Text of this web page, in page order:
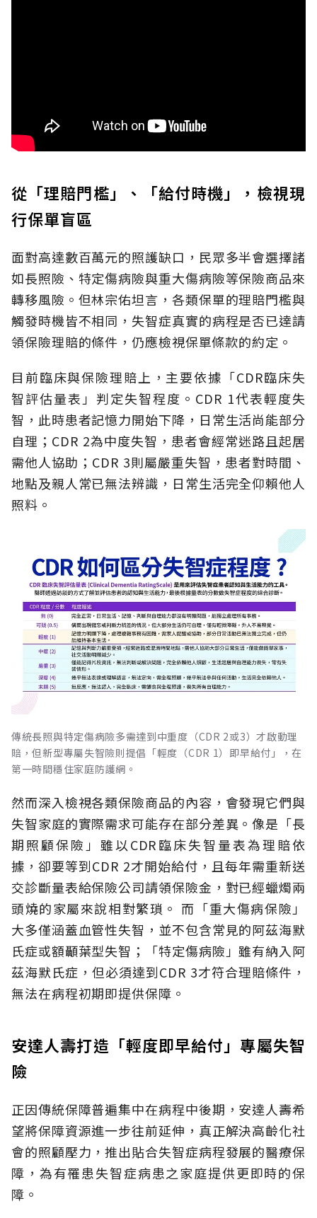
從「理賠門檻」、「給付時機」，檢視現
行保單盲區
面對高達數百萬元的照護缺口，民眾多半會選擇諸
如長照險、特定傷病險與重大傷病險等保險商品來
轉移風險。但林宗佑坦言，各類保單的理賠門檻與
觸發時機皆不相同，失智症真實的病程是否已達請
領保險理賠的條件，仍應檢視保單條款的約定。
目前臨床與保險理賠上，主要依據「CDR臨床失
智評估量表」判定失智程度。CDR 1代表輕度失
智，此時患者記憶力開始下降，日常生活尚能部分
自理；CDR 2為中度失智，患者會經常迷路且起居
需他人協助；CDR 3則屬嚴重失智，患者對時間、
地點及親人常已無法辨識，日常生活完全仰賴他人
照料。
傳統長照與特定傷病險多需達到中重度（CDR 2或3）才啟動理
賠，但新型專屬失智險則提倡「輕度（CDR 1）即早給付」，在
第一時間穩住家庭防護網。
然而深入檢視各類保險商品的內容，會發現它們與
失智家庭的實際需求可能存在部分差異。像是「長
期照顧保險」雖以CDR臨床失智量表為理賠依
據，卻要等到CDR 2才開始給付，且每年需重新送
交診斷量表給保險公司請領保險金，對已經蠟燭兩
頭燒的家屬來說相對繁瑣。 而「重大傷病保險」
大多僅涵蓋血管性失智，並不包含常見的阿茲海默
氏症或額顳葉型失智；「特定傷病險」雖有納入阿
茲海默氏症，但必須達到CDR 3才符合理賠條件，
無法在病程初期即提供保障。
安達人壽打造「輕度即早給付」專屬失智
險
正因傳統保障普遍集中在病程中後期，安達人壽希
望將保障資源進一步往前延伸，真正解決高齡化社
會的照顧壓力，推出貼合失智症病程發展的醫療保
障，為有罹患失智症病患之家庭提供更即時的保
障。